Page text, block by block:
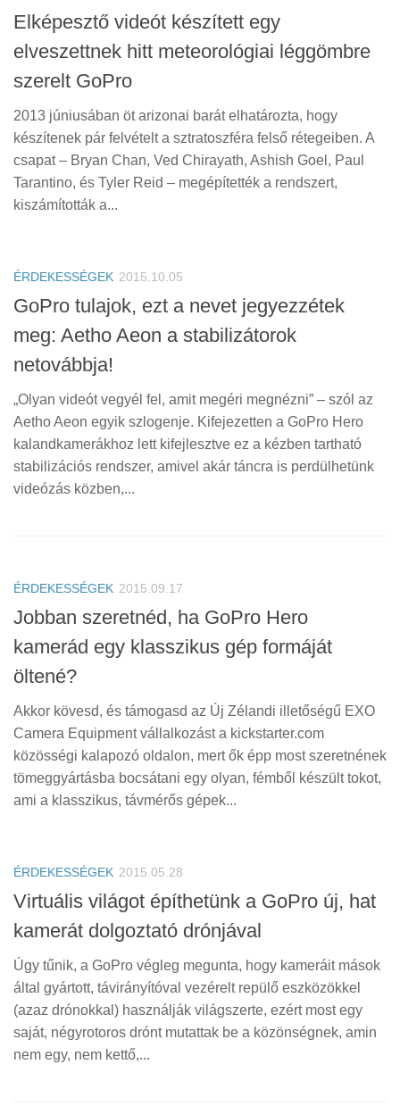
Elképesztő videót készített egy
elveszettnek hitt meteorológiai léggömbre
szerelt GoPro
2013 júniusában öt arizonai barát elhatározta, hogy
készítenek pár felvételt a sztratoszféra felső rétegeiben. A
csapat – Bryan Chan, Ved Chirayath, Ashish Goel, Paul
Tarantino, és Tyler Reid – megépítették a rendszert,
kiszámították a...
ÉRDEKESSÉGEK 2015.10.05
GoPro tulajok, ezt a nevet jegyezzétek
meg: Aetho Aeon a stabilizátorok
netovábbja!
„Olyan videót vegyél fel, amit megéri megnézni” – szól az
Aetho Aeon egyik szlogenje. Kifejezetten a GoPro Hero
kalandkamerákhoz lett kifejlesztve ez a kézben tartható
stabilizációs rendszer, amivel akár táncra is perdülhetünk
videózás közben,...
ÉRDEKESSÉGEK 2015.09.17
Jobban szeretnéd, ha GoPro Hero
kamerád egy klasszikus gép formáját
öltené?
Akkor kövesd, és támogasd az Új Zélandi illetőségű EXO
Camera Equipment vállalkozást a kickstarter.com
közösségi kalapozó oldalon, mert ők épp most szeretnének
tömeggyártásba bocsátani egy olyan, fémből készült tokot,
ami a klasszikus, távmérős gépek...
ÉRDEKESSÉGEK 2015.05.28
Virtuális világot építhetünk a GoPro új, hat
kamerát dolgoztató drónjával
Úgy tűnik, a GoPro végleg megunta, hogy kameráit mások
által gyártott, távirányítóval vezérelt repülő eszközökkel
(azaz drónokkal) használják világszerte, ezért most egy
saját, négyrotoros drónt mutattak be a közönségnek, amin
nem egy, nem kettő,...